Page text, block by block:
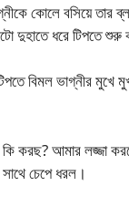
কোলে বসিয়ে তার
দুহাতে ধরে টিপতে শুরু
বিমল ভাগ্নীর মুখে
কি করছ? আমার লজ্জা
চেপে ধরল।